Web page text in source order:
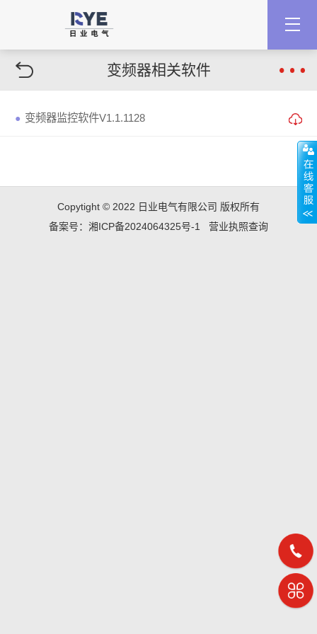
变频器相关软件
● 变频器监控软件V1.1.1128
Copytight © 2022 日业电气有限公司 版权所有
备案号：湘ICP备2024064325号-1
营业执照查询